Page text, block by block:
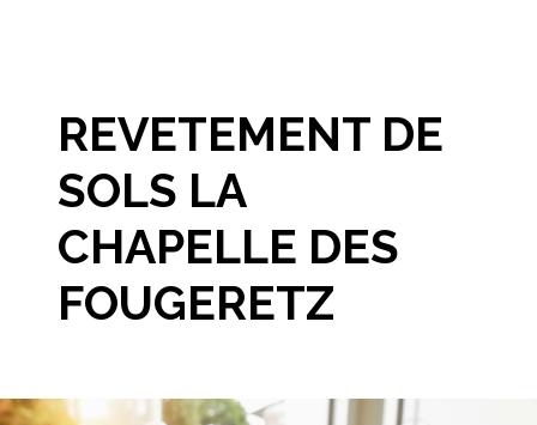
REVETEMENT DE
SOLS LA
CHAPELLE DES
FOUGERETZ